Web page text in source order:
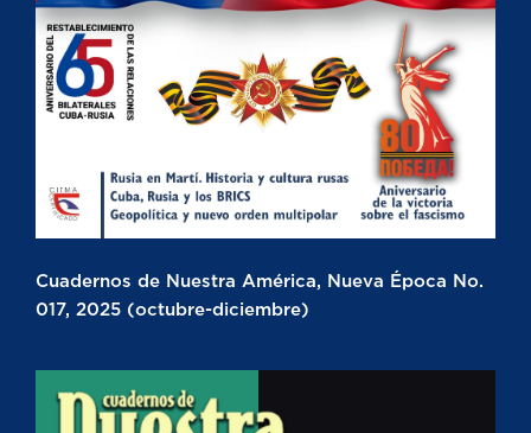
Cuadernos de Nuestra América, Nueva Época No.
017, 2025 (octubre-diciembre)